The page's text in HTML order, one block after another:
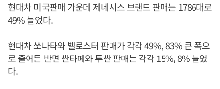
현대차 미국판매 가운데 제네시스 브랜드 판매는 1786대로
49% 늘었다.
현대차 쏘나타와 벨로스터 판매가 각각 49%, 83% 큰 폭으
로 줄어든 반면 싼타페와 투싼 판매는 각각 15%, 8% 늘었
다.